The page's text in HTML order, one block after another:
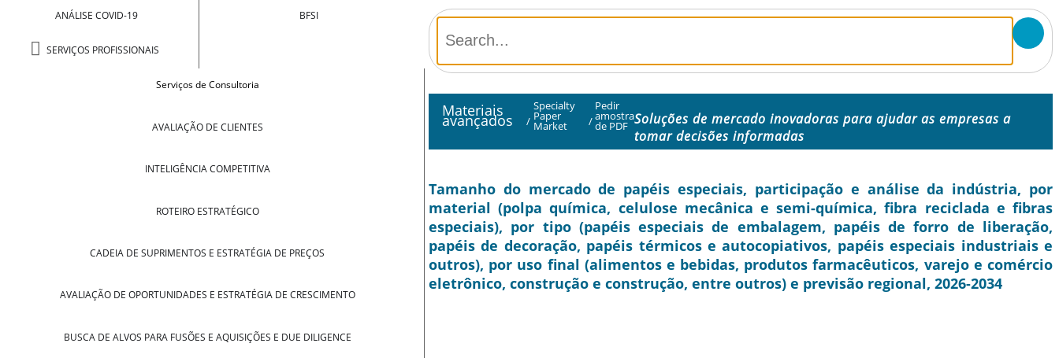
ANÁLISE COVID-19
SERVIÇOS PROFISSIONAIS
BFSI
Serviços de Consultoria
AVALIAÇÃO DE CLIENTES
INTELIGÊNCIA COMPETITIVA
ROTEIRO ESTRATÉGICO
CADEIA DE SUPRIMENTOS E ESTRATÉGIA DE PREÇOS
AVALIAÇÃO DE OPORTUNIDADES E ESTRATÉGIA DE CRESCIMENTO
BUSCA DE ALVOS PARA FUSÕES E AQUISIÇÕES E DUE DILIGENCE
Materiais
avançados /
Specialty
Paper
Market /
Pedir
amostra
de PDF Soluções de mercado inovadoras para ajudar as empresas a
tomar decisões informadas
Tamanho do mercado de papéis especiais, participação e análise da indústria, por
material (polpa química, celulose mecânica e semi-química, fibra reciclada e fibras
especiais), por tipo (papéis especiais de embalagem, papéis de forro de liberação,
papéis de decoração, papéis térmicos e autocopiativos, papéis especiais industriais e
outros), por uso final (alimentos e bebidas, produtos farmacêuticos, varejo e comércio
eletrônico, construção e construção, entre outros) e previsão regional, 2026-2034